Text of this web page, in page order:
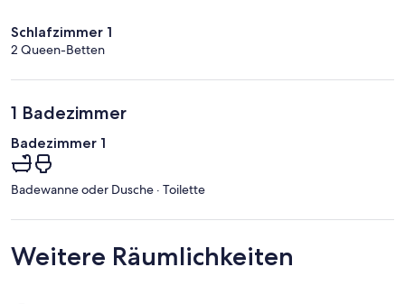
Schlafzimmer 1
2 Queen-Betten
1 Badezimmer
Badezimmer 1
Badewanne oder Dusche · Toilette
Weitere Räumlichkeiten